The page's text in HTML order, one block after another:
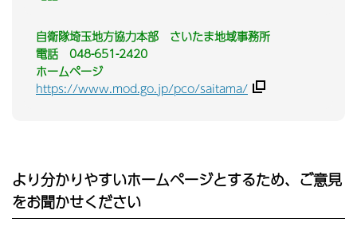
自衛隊埼玉地方協力本部 さいたま地域事務所
電話 048-651-2420
ホームページ
https://www.mod.go.jp/pco/saitama/
より分かりやすいホームページとするため、ご意見
をお聞かせください